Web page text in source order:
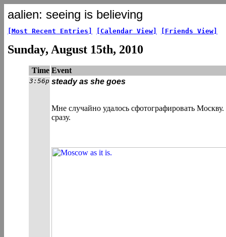
aalien: seeing is believing
[Most Recent Entries] [Calendar View] [Friends View]
Sunday, August 15th, 2010
Time Event
3:56p steady as she goes
Мне случайно удалось сфотографировать
сразу.